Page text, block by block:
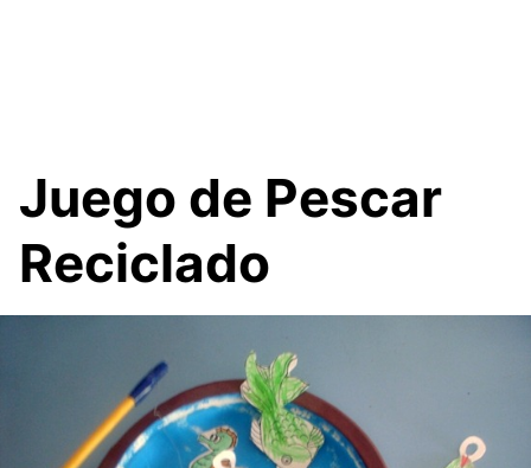
Juego de Pescar
Reciclado